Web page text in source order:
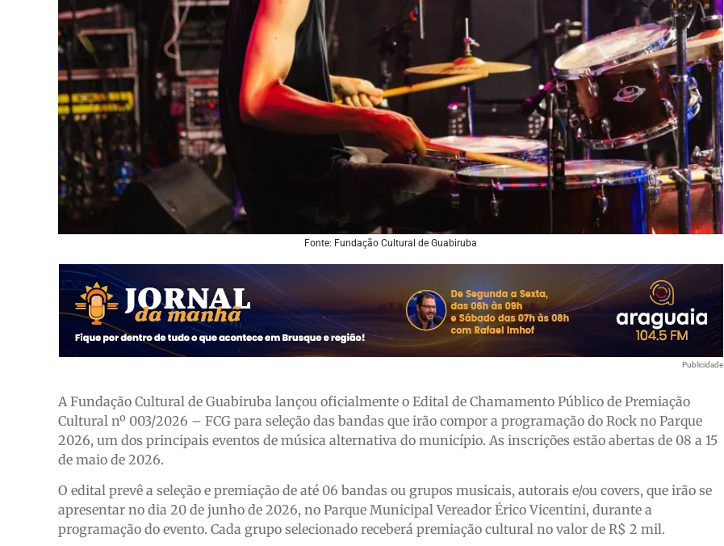
Fonte: Fundação Cultural de Guabiruba
Publicidade
A Fundação Cultural de Guabiruba lançou oficialmente o Edital de Chamamento Público de Premiação
Cultural nº 003/2026 – FCG para seleção das bandas que irão compor a programação do Rock no Parque
2026, um dos principais eventos de música alternativa do município. As inscrições estão abertas de 08 a 15
de maio de 2026.
O edital prevê a seleção e premiação de até 06 bandas ou grupos musicais, autorais e/ou covers, que irão se
apresentar no dia 20 de junho de 2026, no Parque Municipal Vereador Érico Vicentini, durante a
programação do evento. Cada grupo selecionado receberá premiação cultural no valor de R$ 2 mil.